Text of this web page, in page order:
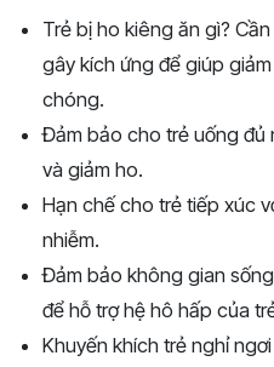
Trẻ bị ho kiêng ăn gì?
gây kích ứng để giúp
chóng.
Đảm bảo cho trẻ uống đủ
và giảm ho.
Hạn chế cho trẻ tiếp xúc
nhiễm.
Đảm bảo không gian
để hỗ trợ hệ hô hấp của
Khuyến khích trẻ nghỉ